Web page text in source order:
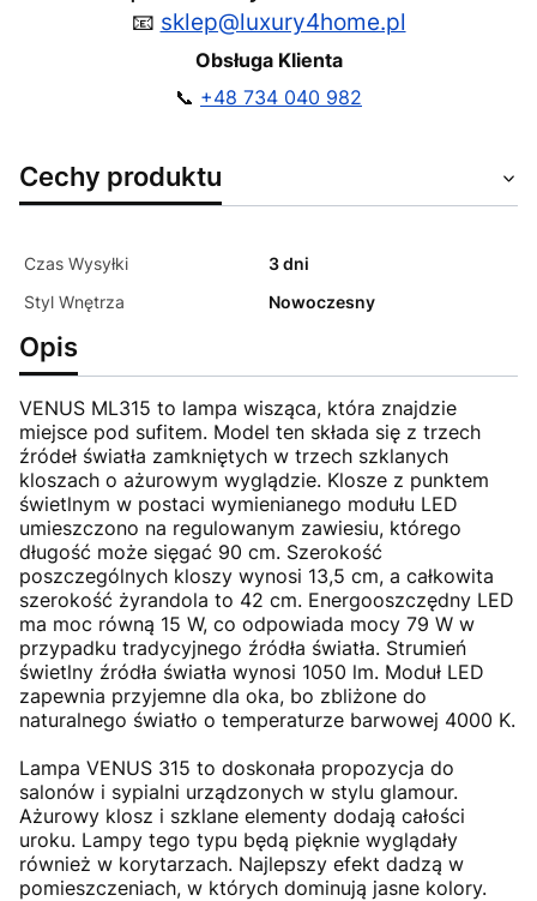
📧 sklep@luxury4home.pl
Obsługa Klienta
📞 +48 734 040 982
Cechy produktu
Czas Wysyłki
3 dni
Styl Wnętrza
Nowoczesny
Opis
VENUS ML315 to lampa wisząca, która znajdzie
miejsce pod sufitem. Model ten składa się z trzech
źródeł światła zamkniętych w trzech szklanych
kloszach o ażurowym wyglądzie. Klosze z punktem
świetlnym w postaci wymienianego modułu LED
umieszczono na regulowanym zawiesiu, którego
długość może sięgać 90 cm. Szerokość
poszczególnych kloszy wynosi 13,5 cm, a całkowita
szerokość żyrandola to 42 cm. Energooszczędny LED
ma moc równą 15 W, co odpowiada mocy 79 W w
przypadku tradycyjnego źródła światła. Strumień
świetlny źródła światła wynosi 1050 lm. Moduł LED
zapewnia przyjemne dla oka, bo zbliżone do
naturalnego światło o temperaturze barwowej 4000 K.
Lampa VENUS 315 to doskonała propozycja do
salonów i sypialni urządzonych w stylu glamour.
Ażurowy klosz i szklane elementy dodają całości
uroku. Lampy tego typu będą pięknie wyglądały
również w korytarzach. Najlepszy efekt dadzą w
pomieszczeniach, w których dominują jasne kolory.